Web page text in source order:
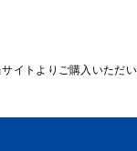
サイトよりご購入いただ